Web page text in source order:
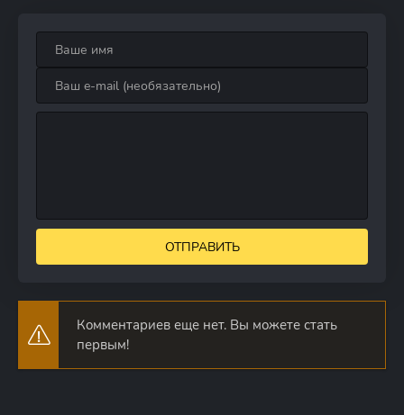
ОТПРАВИТЬ
Комментариев еще нет. Вы можете стать
первым!